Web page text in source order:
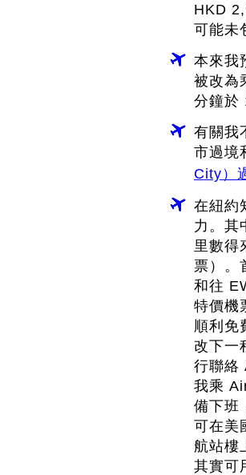
HKD
可能未
本來我
被改為
分鐘於
有關我
市過境
City）
在紐約
力。其
里數得
票）。
和往
特價機
順利免
改下一
行聯絡
我乘
備下班
可在美
航站樓
其實可